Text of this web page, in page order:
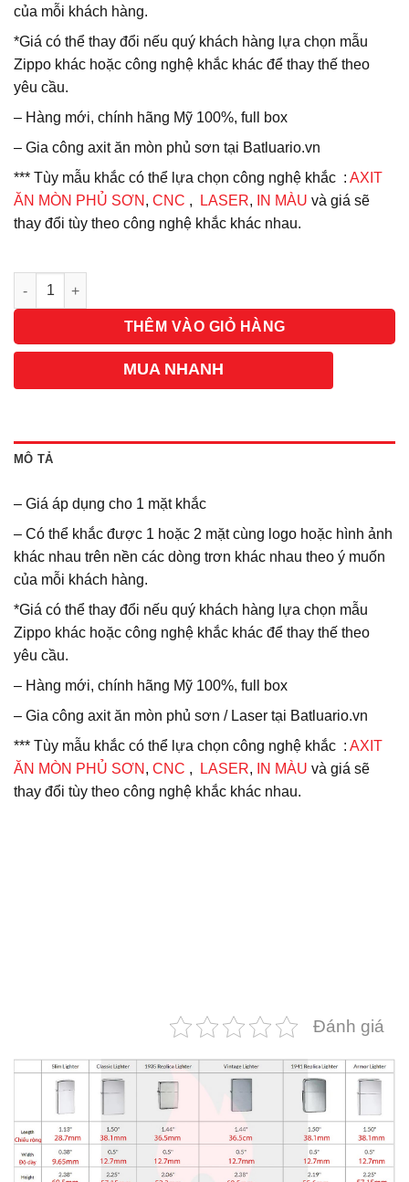
của mỗi khách hàng.
*Giá có thể thay đổi nếu quý khách hàng lựa chọn mẫu
Zippo khác hoặc công nghệ khắc khác để thay thế theo
yêu cầu.
– Hàng mới, chính hãng Mỹ 100%, full box
– Gia công axit ăn mòn phủ sơn tại Batluario.vn
*** Tùy mẫu khắc có thể lựa chọn công nghệ khắc : AXIT
ĂN MÒN PHỦ SƠN , CNC , LASER, IN MÀU và giá sẽ
thay đổi tùy theo công nghệ khắc khác nhau.
Số lượng
THÊM VÀO GIỎ HÀNG
MUA NHANH
MÔ TẢ
– Giá áp dụng cho 1 mặt khắc
– Có thể khắc được 1 hoặc 2 mặt cùng logo hoặc hình ảnh
khác nhau trên nền các dòng trơn khác nhau theo ý muốn
của mỗi khách hàng.
*Giá có thể thay đổi nếu quý khách hàng lựa chọn mẫu
Zippo khác hoặc công nghệ khắc khác để thay thế theo
yêu cầu.
– Hàng mới, chính hãng Mỹ 100%, full box
– Gia công axit ăn mòn phủ sơn / Laser tại Batluario.vn
*** Tùy mẫu khắc có thể lựa chọn công nghệ khắc : AXIT
ĂN MÒN PHỦ SƠN , CNC , LASER, IN MÀU và giá sẽ
thay đổi tùy theo công nghệ khắc khác nhau.
Đánh giá